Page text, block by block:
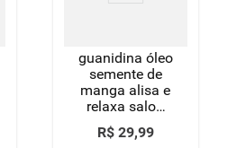
guanidina óleo
semente de
manga alisa e
relaxa salon
line 215gr
R$ 29,99